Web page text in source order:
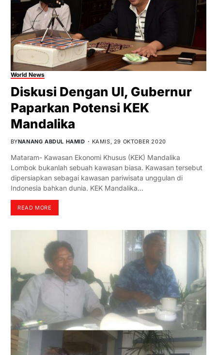
World News
Diskusi Dengan UI, Gubernur
Paparkan Potensi KEK
Mandalika
BYNANANG ABDUL HAMID KAMIS, 29 OKTOBER 2020
Mataram- Kawasan Ekonomi Khusus (KEK) Mandalika
Lombok bukanlah sebuah kawasan biasa. Kawasan tersebut
dipersiapkan sebagai kawasan pariwisata unggulan di
Indonesia bahkan dunia. KEK Mandalika…
READ MORE